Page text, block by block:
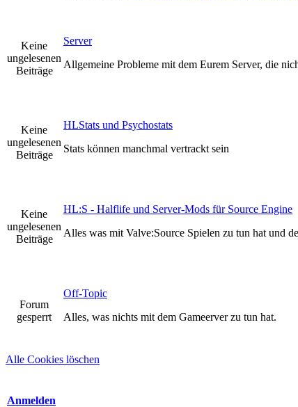
Keine
ungelesenen
Beiträge
Server
Allgemeine Probleme mit dem Eurem Server, die
Keine
ungelesenen
Beiträge
HLStats und Psychostats
Stats können manchmal vertrackt sein
Keine
ungelesenen
Beiträge
HL:S - Halflife und Server-Mods für Source Engine
Alles was mit Valve:Source Spielen zu tun hat und
Forum
gesperrt
Off-Topic
Alles, was nichts mit dem Gameerver zu tun hat.
Alle Cookies löschen
Anmelden